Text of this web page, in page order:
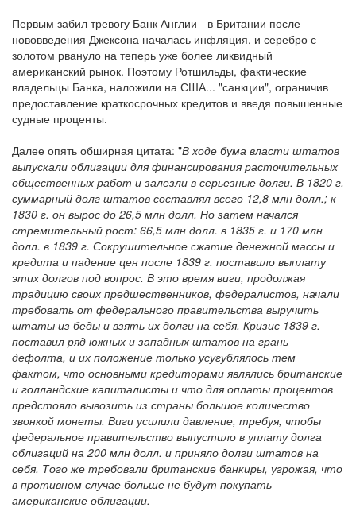
Первым забил тревогу Банк Англии - в Британии после
нововведения Джексона началась инфляция, и серебро с
золотом рвануло на теперь уже более ликвидный
американский рынок. Поэтому Ротшильды, фактические
владельцы Банка, наложили на США... "санкции", ограничив
предоставление краткосрочных кредитов и введя повышенные
судные проценты.
Далее опять обширная цитата: "В ходе бума власти штатов
выпускали облигации для финансирования расточительных
общественных работ и залезли в серьезные долги. В 1820 г.
суммарный долг штатов составлял всего 12,8 млн долл.; к
1830 г. он вырос до 26,5 млн долл. Но затем начался
стремительный рост: 66,5 млн долл. в 1835 г. и 170 млн
долл. в 1839 г. Сокрушительное сжатие денежной массы и
кредита и падение цен после 1839 г. поставило выплату
этих долгов под вопрос. В это время виги, продолжая
традицию своих предшественников, федералистов, начали
требовать от федерального правительства выручить
штаты из беды и взять их долги на себя. Кризис 1839 г.
поставил ряд южных и западных штатов на грань
дефолта, и их положение только усугублялось тем
фактом, что основными кредиторами являлись британские
и голландские капиталисты и что для оплаты процентов
предстояло вывозить из страны большое количество
звонкой монеты. Виги усилили давление, требуя, чтобы
федеральное правительство выпустило в уплату долга
облигаций на 200 млн долл. и приняло долги штатов на
себя. Того же требовали британские банкиры, угрожая, что
в противном случае больше не будут покупать
американские облигации.